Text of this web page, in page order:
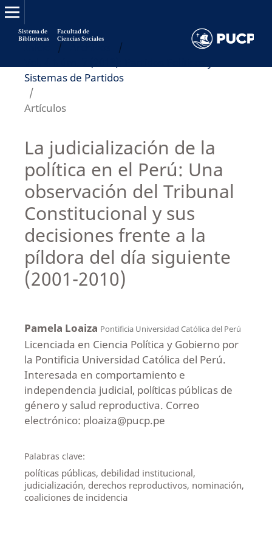
Sistema de
Bibliotecas
Facultad de
Ciencias Sociales
/
/
Sistemas de Partidos
/
Artículos
La judicialización de la
política en el Perú: Una
observación del Tribunal
Constitucional y sus
decisiones frente a la
píldora del día siguiente
(2001-2010)
Pamela Loaiza Pontificia Universidad Católica del Perú
Licenciada en Ciencia Política y Gobierno por
la Pontificia Universidad Católica del Perú.
Interesada en comportamiento e
independencia judicial, políticas públicas de
género y salud reproductiva. Correo
electrónico: ploaiza@pucp.pe
Palabras clave:
políticas públicas, debilidad institucional,
judicialización, derechos reproductivos, nominación,
coaliciones de incidencia